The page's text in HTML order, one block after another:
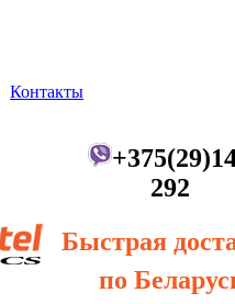
Контакты
292
Быстрая
по